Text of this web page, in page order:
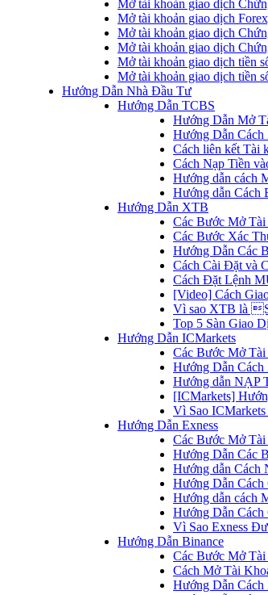
Mở tài khoản giao dịch
Mở tài khoản giao dịch
Mở tài khoản giao dịch
Mở tài khoản giao dịch
Mở tài khoản giao dịch tiền
Mở tài khoản giao dịch tiền
Hướng Dẫn Nhà Đầu Tư
Hướng Dẫn TCBS
Hướng Dẫn Mở
Hướng Dẫn
Cách liên kết Tài
Cách Nạp Tiền
Hướng dẫn cách
Hướng dẫn Cách
Hướng Dẫn XTB
Các Bước Mở
Các Bước Xác
Hướng Dẫn Các
Cách Cài Đặt và
Cách Đặt Lệnh
[Video] Cách
Vì sao XTB là
Top 5 Sàn Giao
Hướng Dẫn ICMarkets
Các Bước Mở Tài
Hướng Dẫn
Hướng dẫn NẠP
[ICMarkets]
Vì Sao
Hướng Dẫn Exness
Các Bước Mở Tài
Hướng Dẫn Các
Hướng dẫn Cách
Hướng Dẫn
Hướng dẫn cách
Hướng Dẫn
Vì Sao Exness
Hướng Dẫn Binance
Các Bước Mở Tài
Cách Mở Tài
Hướng Dẫn